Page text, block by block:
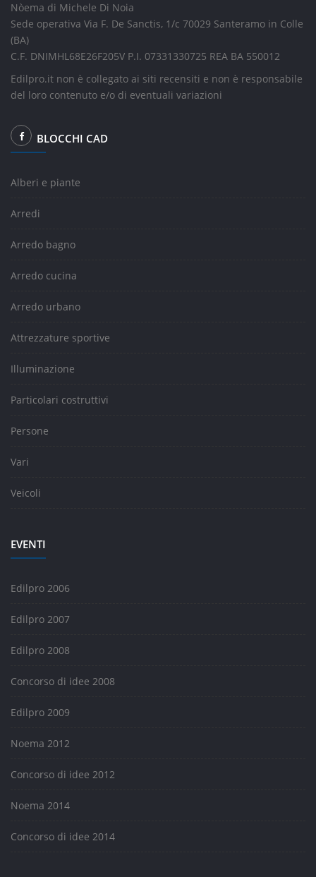
Nòema di Michele Di Noia
Sede operativa Via F. De Sanctis, 1/c 70029 Santeramo in Colle
(BA)
C.F. DNIMHL68E26F205V P.I. 07331330725 REA BA 550012
Edilpro.it non è collegato ai siti recensiti e non è responsabile
del loro contenuto e/o di eventuali variazioni
BLOCCHI CAD
Alberi e piante
Arredi
Arredo bagno
Arredo cucina
Arredo urbano
Attrezzature sportive
Illuminazione
Particolari costruttivi
Persone
Vari
Veicoli
EVENTI
Edilpro 2006
Edilpro 2007
Edilpro 2008
Concorso di idee 2008
Edilpro 2009
Noema 2012
Concorso di idee 2012
Noema 2014
Concorso di idee 2014